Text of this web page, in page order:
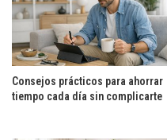
Consejos prácticos para ahorrar
tiempo cada día sin complicarte